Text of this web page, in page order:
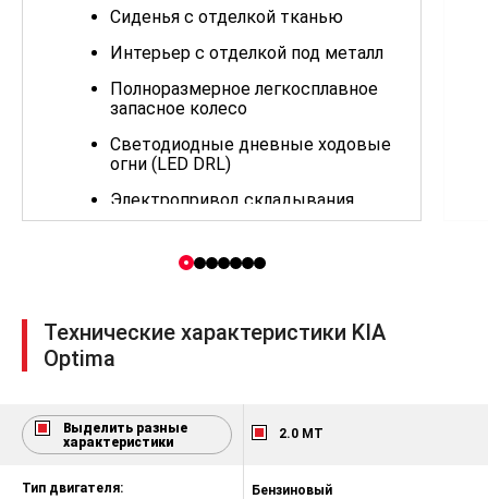
Сиденья с отделкой тканью
Интерьер с отделкой под металл
Полноразмерное легкосплавное
запасное колесо
Светодиодные дневные ходовые
огни (LED DRL)
Электропривод складывания
зеркал заднего вида
Легкосплавные диски 16" с
шинами 215/60 R16
насадкой
Мультифункциональное рулевое
Передние и задние
стеклоподъёмники с
электроприводом
Технические характеристики KIA
Optima
Выделить разные
характеристики
2.0 MT
Тип двигателя: Бензиновый